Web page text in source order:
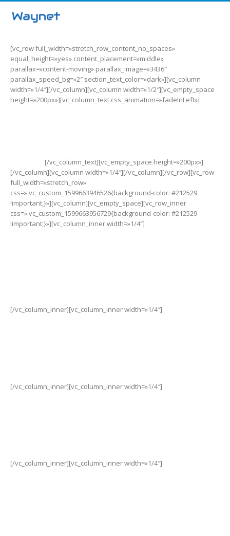
[vc_row full_width=»stretch_row_content_no_spaces»
equal_height=»yes» content_placement=»middle»
parallax=»content-moving» parallax_image=»3436″
parallax_speed_bg=»2″ section_text_color=»dark»][vc_column
width=»1/4″][/vc_column][vc_column width=»1/2″][vc_empty_space
height=»200px»][vc_column_text css_animation=»fadeInLeft»]
[/vc_column_text][vc_empty_space height=»200px»]
[/vc_column][vc_column width=»1/4″][/vc_column][/vc_row][vc_row
full_width=»stretch_row»
css=».vc_custom_1599663946526{background-color: #212529
!important;}»][vc_column][vc_empty_space][vc_row_inner
css=».vc_custom_1599663956729{background-color: #212529
!important;}»][vc_column_inner width=»1/4″]
[/vc_column_inner][vc_column_inner width=»1/4″]
[/vc_column_inner][vc_column_inner width=»1/4″]
[/vc_column_inner][vc_column_inner width=»1/4″]